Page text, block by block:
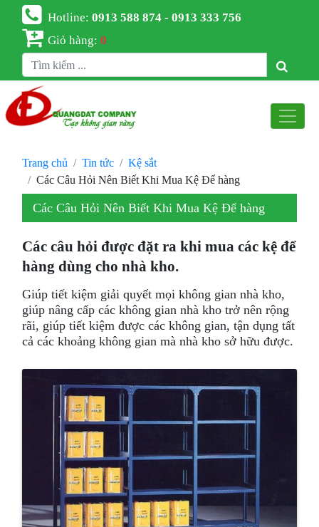
Hotline:0913 588 874 - 0913 333 756
Giỏ hàng:0
Trang chủ Tin tức
Kệ sắt
Các Câu Hỏi Nên Biết Khi Mua Kệ Để hàng
Các Câu Hỏi Nên Biết Khi Mua Kệ Để hàng
Các câu hỏi được đặt ra khi mua các kệ để
hàng dùng cho nhà kho.
Giúp tiết kiệm giải quyết mọi không gian nhà kho,
giúp nâng cấp các không gian nhà kho trở nên rộng
rãi, giúp tiết kiệm được các không gian, tận dụng tất
cả các khoảng không gian mà nhà kho sở hữu được.